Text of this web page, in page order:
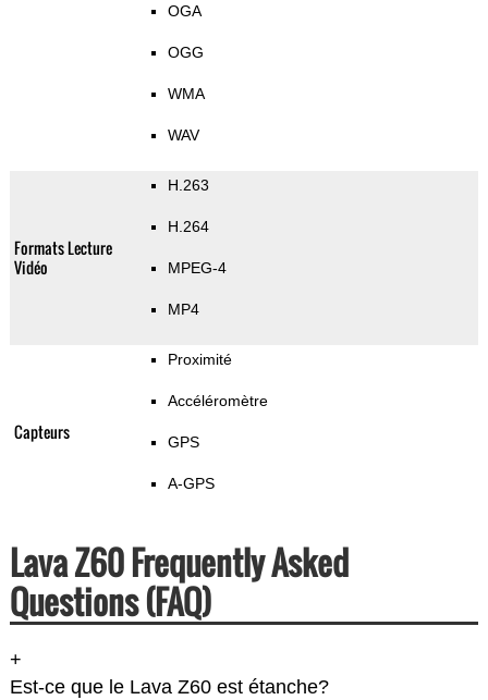
OGA
OGG
WMA
WAV
Formats Lecture
Vidéo
H.263
H.264
MPEG-4
MP4
Capteurs
Proximité
Accéléromètre
GPS
A-GPS
Lava Z60 Frequently Asked
Questions (FAQ)
+
Est-ce que le Lava Z60 est étanche?